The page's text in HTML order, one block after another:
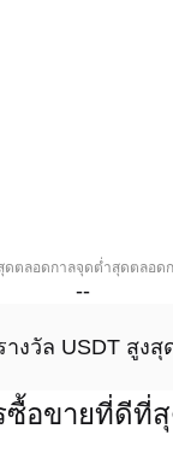
ดตลอดกาลจุดต่ำสุดตลอด
--
งวัล USDT สูงสุ
อขายที่ดีที่